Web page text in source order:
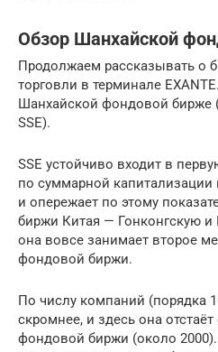
Обзор Шанхайской
Продолжаем рассказывать о
торговли в терминале
Шанхайской фондовой бирже
SSE).
SSE устойчиво входит в
по суммарной
и опережает по этому
биржи Китая — Гонконгскую
она вовсе занимает второе
фондовой биржи.
По числу компаний (порядка
скромнее, и здесь она
фондовой биржи (около